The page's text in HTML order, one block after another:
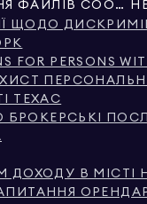
НАЛАШТУВАННЯ ФАЙЛІВ COOKIE
ЩОДО
FOR PERSONS
ТЕХАС
БРОКЕРСЬКІ
ДОХОДУ В МІСТІ